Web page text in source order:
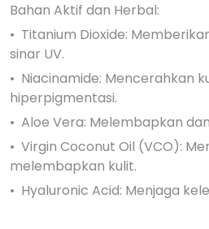
Bahan Aktif dan Herbal:
•⁠ ⁠Titanium Dioxide:
sinar UV.
•⁠ ⁠Niacinamide: Mencerahkan
hiperpigmentasi.
•⁠ ⁠Aloe Vera: Melembapkan
•⁠ ⁠Virgin Coconut Oil (VCO):
melembapkan kulit.
•⁠ ⁠Hyaluronic Acid: Menjaga